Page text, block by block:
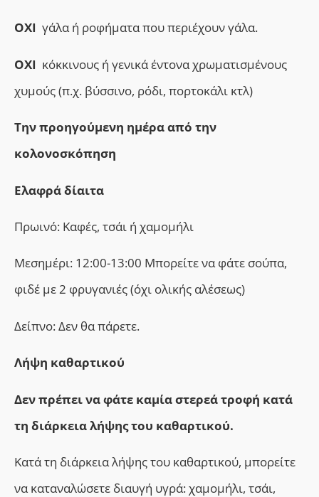
ΟΧΙ γάλα ή ροφήματα που περιέχουν γάλα.
ΟΧΙ κόκκινους ή γενικά έντονα χρωματισμένους
χυμούς (π.χ. βύσσινο, ρόδι, πορτοκάλι κτλ)
Την προηγούμενη ημέρα από την
κολονοσκόπηση
Ελαφρά δίαιτα
Πρωινό: Καφές, τσάι ή χαμομήλι
Μεσημέρι: 12:00-13:00 Μπορείτε να φάτε σούπα,
φιδέ με 2 φρυγανιές (όχι ολικής αλέσεως)
Δείπνο: Δεν θα πάρετε.
Λήψη καθαρτικού
Δεν πρέπει να φάτε καμία στερεά τροφή κατά
τη διάρκεια λήψης του καθαρτικού.
Κατά τη διάρκεια λήψης του καθαρτικού, μπορείτε
να καταναλώσετε διαυγή υγρά: χαμομήλι, τσάι,